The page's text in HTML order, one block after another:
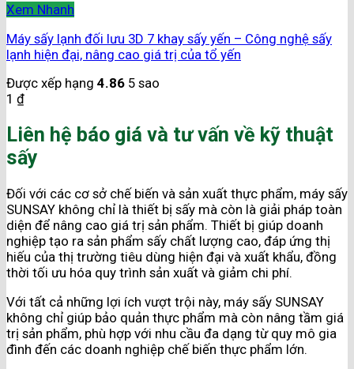
Xem Nhanh
Máy sấy lạnh đối lưu 3D 7 khay sấy yến – Công nghệ sấy
lạnh hiện đại, nâng cao giá trị của tổ yến
Được xếp hạng 4.86 5 sao
1 ₫
Liên hệ báo giá và tư vấn về kỹ thuật
sấy
Đối với các cơ sở chế biến và sản xuất thực phẩm, máy sấy
SUNSAY không chỉ là thiết bị sấy mà còn là giải pháp toàn
diện để nâng cao giá trị sản phẩm. Thiết bị giúp doanh
nghiệp tạo ra sản phẩm sấy chất lượng cao, đáp ứng thị
hiếu của thị trường tiêu dùng hiện đại và xuất khẩu, đồng
thời tối ưu hóa quy trình sản xuất và giảm chi phí.
Với tất cả những lợi ích vượt trội này, máy sấy SUNSAY
không chỉ giúp bảo quản thực phẩm mà còn nâng tầm giá
trị sản phẩm, phù hợp với nhu cầu đa dạng từ quy mô gia
đình đến các doanh nghiệp chế biến thực phẩm lớn.